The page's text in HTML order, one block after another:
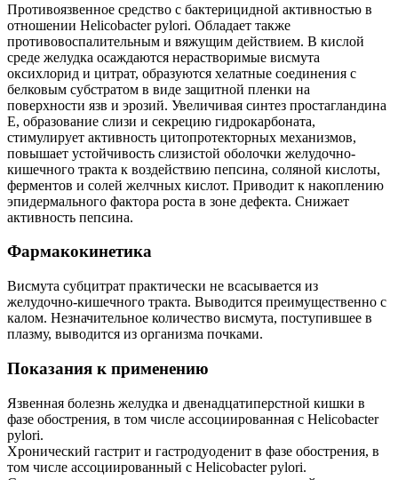
Противоязвенное средство с бактерицидной активностью в
отношении Helicobacter pylori. Обладает также
противовоспалительным и вяжущим действием. В кислой
среде желудка осаждаются нерастворимые висмута
оксихлорид и цитрат, образуются хелатные соединения с
белковым субстратом в виде защитной пленки на
поверхности язв и эрозий. Увеличивая синтез простагландина
Е, образование слизи и секрецию гидрокарбоната,
стимулирует активность цитопротекторных механизмов,
повышает устойчивость слизистой оболочки желудочно-
кишечного тракта к воздействию пепсина, соляной кислоты,
ферментов и солей желчных кислот. Приводит к накоплению
эпидермального фактора роста в зоне дефекта. Снижает
активность пепсина.
Фармакокинетика
Висмута субцитрат практически не всасывается из
желудочно-кишечного тракта. Выводится преимущественно с
калом. Незначительное количество висмута, поступившее в
плазму, выводится из организма почками.
Показания к применению
Язвенная болезнь желудка и двенадцатиперстной кишки в
фазе обострения, в том числе ассоциированная с Helicobacter
pylori.
Хронический гастрит и гастродуоденит в фазе обострения, в
том числе ассоциированный с Helicobacter pylori.